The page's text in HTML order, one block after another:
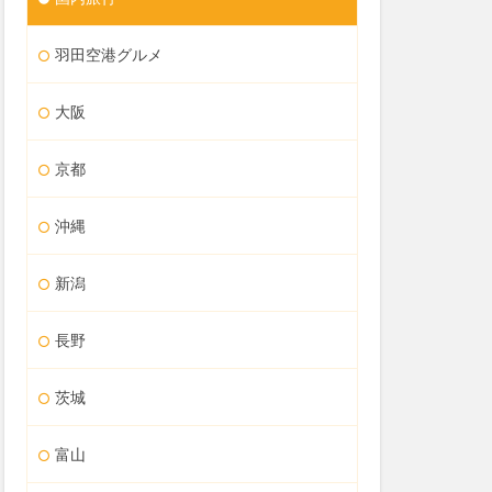
羽田空港グルメ
大阪
京都
沖縄
新潟
長野
茨城
富山